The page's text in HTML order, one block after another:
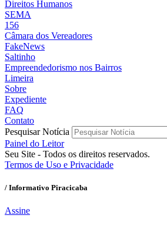
Direitos Humanos
SEMA
156
Câmara dos Vereadores
FakeNews
Saltinho
Empreendedorismo nos Bairros
Limeira
Sobre
Expediente
FAQ
Contato
Pesquisar Notícia
Painel do Leitor
Seu Site - Todos os direitos reservados.
Termos de Uso e Privacidade
/ Informativo Piracicaba
Assine